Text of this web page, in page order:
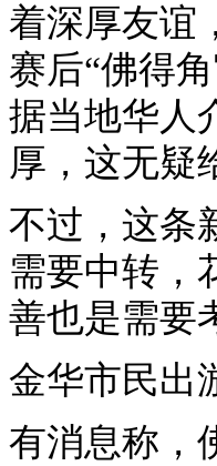
着深厚友谊
赛后“佛得
据当地华人
厚，这无疑
不过，这条
需要中转，
善也是需要
金华市民出
有消息称，